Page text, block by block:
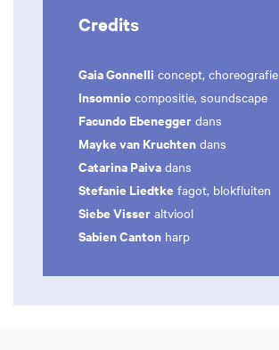
Credits
Gaia Gonnelli concept, choreografie
Insomnio compositie, soundscape
Facundo Ebenegger dans
Mayke van Kruchten dans
Catarina Paiva dans
Stefanie Liedtke fagot, blokfluiten
Siebe Visser altviool
Sabien Canton harp